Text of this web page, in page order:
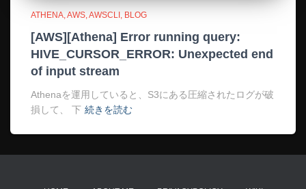
ATHENA AWS AWSCLI BLOG
[AWS][Athena] Error running query:
HIVE_CURSOR_ERROR: Unexpected end
of input stream
Athenaを運用していると、S3にある圧縮されたログが破
損して、 下 続きを読む